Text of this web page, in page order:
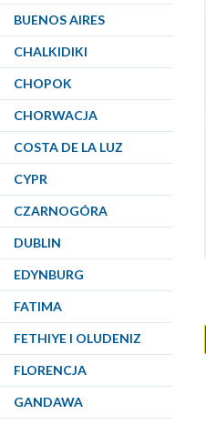
BUENOS AIRES
CHALKIDIKI
CHOPOK
CHORWACJA
COSTA DE LA LUZ
CYPR
CZARNOGÓRA
DUBLIN
EDYNBURG
FATIMA
FETHIYE I OLUDENIZ
FLORENCJA
GANDAWA